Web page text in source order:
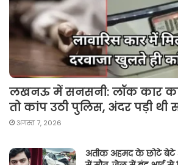
लखनऊ में सनसनी: लॉक कार का
तो कांप उठी पुलिस, अंदर पड़ी थी
अगस्त 7, 2026
अतीक अहमद के छोटे बेटे